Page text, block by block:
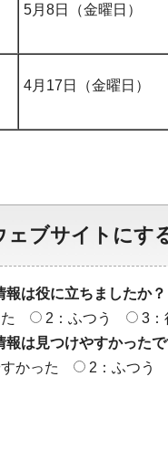
5月8日（金曜日）
4月17日（金曜日）
ェブサイトにす
報は役に立ちましたか？
2：ふつう
3：
報は見つけやすかったで
かった
2：ふつう